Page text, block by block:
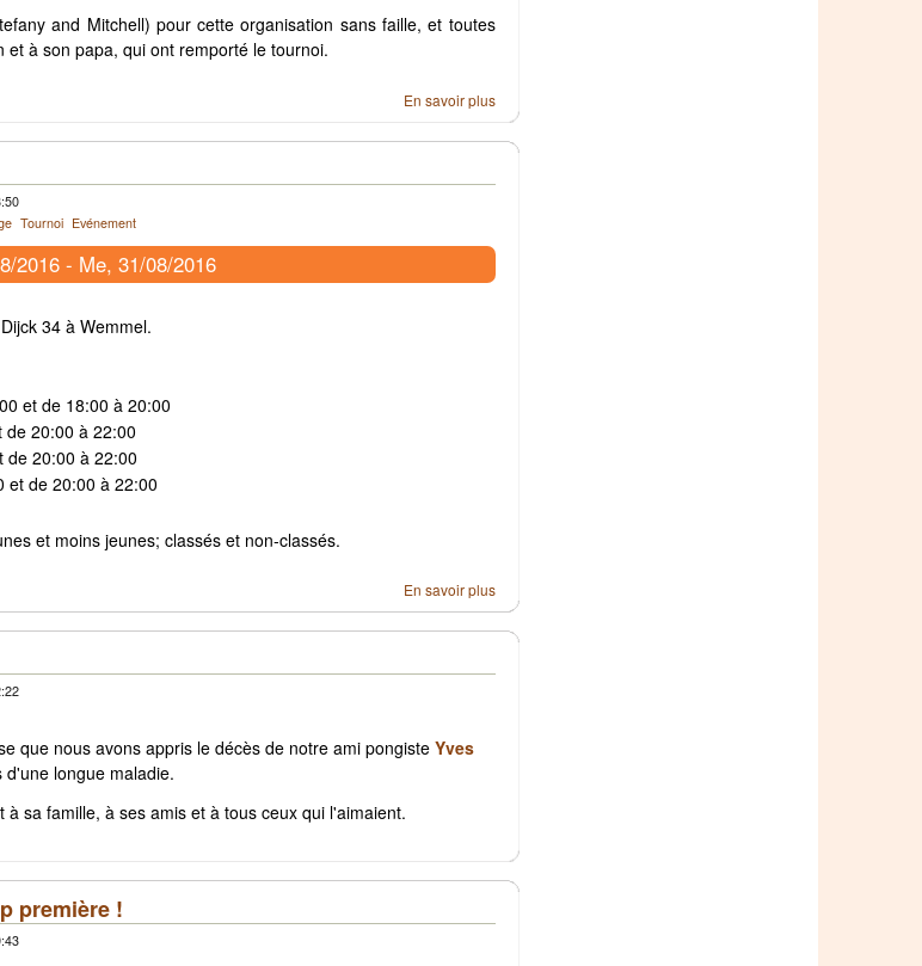
and Mitchell) pour cette organisation sans faille, et toutes
et à son papa, qui ont remporté le tournoi.
En savoir plus
Tournoi Evénement
2016 - Me, 31/08/2016
34 à Wemmel.
et de 18:00 à 20:00
de 20:00 à 22:00
de 20:00 à 22:00
et de 20:00 à 22:00
et moins jeunes; classés et non-classés.
En savoir plus
que nous avons appris le décès de notre ami pongisteYves
d'une longue maladie.
à sa famille, à ses amis et à tous ceux qui l'aimaient.
première !